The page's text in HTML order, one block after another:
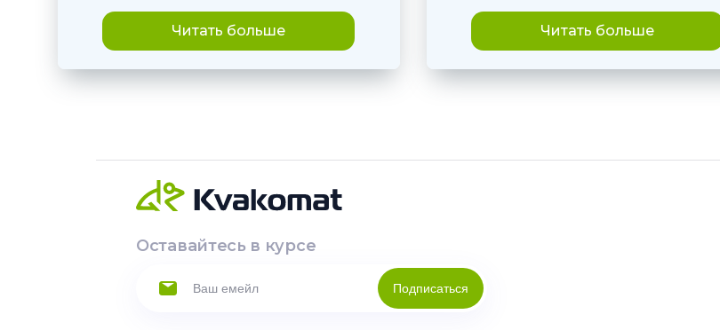
Читать больше Читать больше
Оставайтесь в курсе
Подписаться